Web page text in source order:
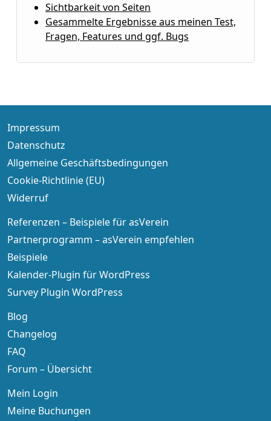
Sichtbarkeit von Seiten
Gesammelte Ergebnisse aus meinen Test,
Fragen, Features und ggf. Bugs
Impressum
Datenschutz
Allgemeine Geschäftsbedingungen
Cookie-Richtlinie (EU)
Widerruf
Referenzen – Beispiele für asVerein
Partnerprogramm – asVerein empfehlen
Beispiele
Kalender-Plugin für WordPress
Survey Plugin WordPress
Blog
Changelog
FAQ
Forum – Übersicht
Mein Login
Meine Buchungen